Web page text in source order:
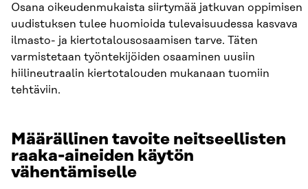
Osana oikeudenmukaista siirtymää jatkuvan oppimisen
uudistuksen tulee huomioida tulevaisuudessa kasvava
ilmasto- ja kiertotalousosaamisen tarve. Täten
varmistetaan työntekijöiden osaaminen uusiin
hiilineutraalin kiertotalouden mukanaan tuomiin
tehtäviin.
Määrällinen tavoite neitseellisten
raaka-aineiden käytön
vähentämiselle